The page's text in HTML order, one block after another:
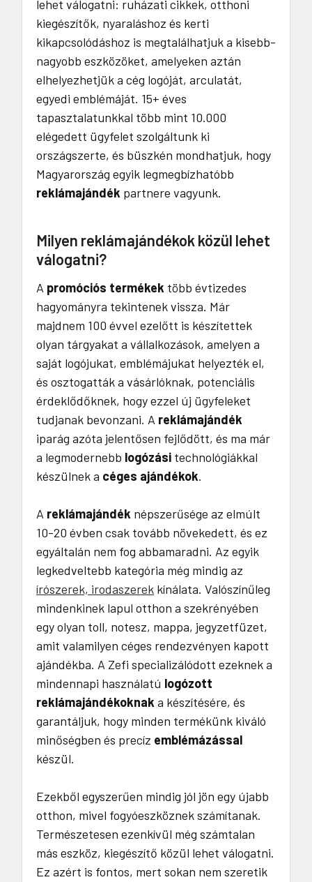
lehet válogatni: ruházati cikkek, otthoni
kiegészítők, nyaraláshoz és kerti
kikapcsolódáshoz is megtalálhatjuk a kisebb-
nagyobb eszközöket, amelyeken aztán
elhelyezhetjük a cég logóját, arculatát,
egyedi emblémáját. 15+ éves
tapasztalatunkkal több mint 10.000
elégedett ügyfelet szolgáltunk ki
országszerte, és büszkén mondhatjuk, hogy
Magyarország egyik legmegbízhatóbb
reklámajándék partnere vagyunk.
Milyen reklámajándékok közül lehet
válogatni?
A promóciós termékek több évtizedes
hagyományra tekintenek vissza. Már
majdnem 100 évvel ezelőtt is készítettek
olyan tárgyakat a vállalkozások, amelyen a
saját logójukat, emblémájukat helyezték el,
és osztogatták a vásárlóknak, potenciális
érdeklődőknek, hogy ezzel új ügyfeleket
tudjanak bevonzani. A reklámajándék
iparág azóta jelentősen fejlődött, és ma már
a legmodernebb logózási technológiákkal
készülnek a céges ajándékok.
A reklámajándék népszerűsége az elmúlt
10-20 évben csak tovább növekedett, és ez
egyáltalán nem fog abbamaradni. Az egyik
legkedveltebb kategória még mindig az
írószerek, irodaszerek kínálata. Valószínűleg
mindenkinek lapul otthon a szekrényében
egy olyan toll, notesz, mappa, jegyzetfüzet,
amit valamilyen céges rendezvényen kapott
ajándékba. A Zefi specializálódott ezeknek a
mindennapi használatú logózott
reklámajándékoknaka készítésére, és
garantáljuk, hogy minden termékünk kiváló
minőségben és precíz emblémázással
készül.
Ezekből egyszerűen mindig jól jön egy újabb
otthon, mivel fogyóeszköznek számítanak.
Természetesen ezenkívül még számtalan
más eszköz, kiegészítő közül lehet válogatni.
Ez azért is fontos, mert sokan nem szeretik